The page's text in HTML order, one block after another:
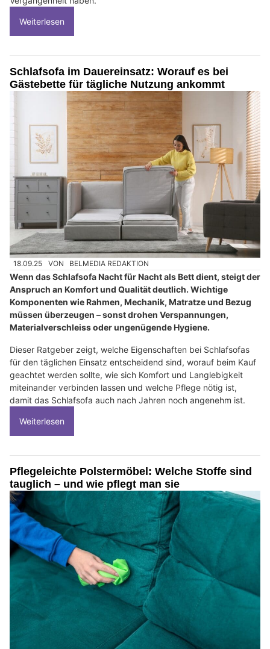
Weiterlesen
Schlafsofa im Dauereinsatz: Worauf es bei
Gästebette für tägliche Nutzung ankommt
18.09.25 VON BELMEDIA REDAKTION
Wenn das Schlafsofa Nacht für Nacht als Bett dient, steigt der
Anspruch an Komfort und Qualität deutlich. Wichtige
Komponenten wie Rahmen, Mechanik, Matratze und Bezug
müssen überzeugen – sonst drohen Verspannungen,
Materialverschleiss oder ungenügende Hygiene.
Dieser Ratgeber zeigt, welche Eigenschaften bei Schlafsofas
für den täglichen Einsatz entscheidend sind, worauf beim Kauf
geachtet werden sollte, wie sich Komfort und Langlebigkeit
miteinander verbinden lassen und welche Pflege nötig ist,
damit das Schlafsofa auch nach Jahren noch angenehm ist.
Weiterlesen
Pflegeleichte Polstermöbel: Welche Stoffe sind
tauglich – und wie pflegt man sie